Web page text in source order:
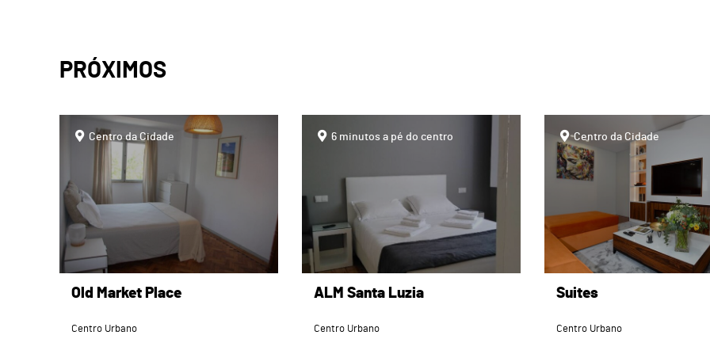
PRÓXIMOS
pageCentro da Cidade
Old Market Place
Centro Urbano
page6 minutos a pé do centro
ALM Santa Luzia
Centro Urbano
pageCentro da Cidade
Suites
Centro Urbano